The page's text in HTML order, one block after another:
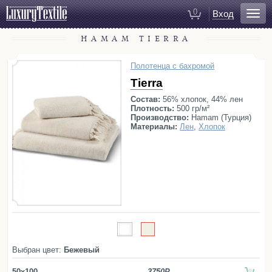
0 Вход
Для ванной
Полотенца
Коврики для ванной
Тапочки
Рукавицы для душа
Косметички
Покрывала
Пледы
Декоративные подушки
HAMAM TIERRA
Полотенца с бахромой
Tierra
Состав: 56% хлопок, 44% лен
Плотность: 500 гр/м²
Производство: Hamam (Турция)
Материалы: Лен, Хлопок
Выбран цвет: Бежевый